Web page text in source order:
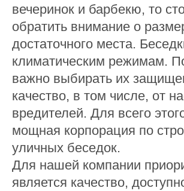
вечеринок и барбекю, то
обратить внимание о
достаточного места.
климатическим режимам.
важно выбирать их
качество, в том числе, от
вредителей. Для всего
мощная корпорация по
уличных беседок.
Для нашей компании
является качество,